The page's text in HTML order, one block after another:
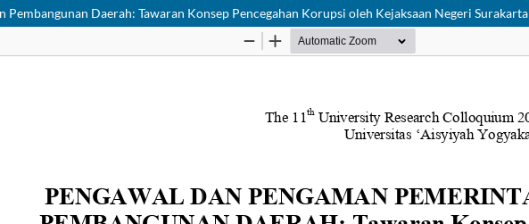
Pembangunan Daerah: Tawaran Konsep Pencegahan Korupsi oleh Kejaksaan Negeri Surakarta